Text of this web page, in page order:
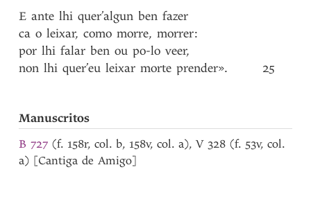
E ante lhi quer’algun ben fazer
ca o leixar, como morre, morrer:
por lhi falar ben ou po-lo veer,
non lhi quer’eu leixar morte prender». 25
Manuscritos
B 727 (f. 158r, col. b, 158v, col. a), V 328 (f. 53v, col.
a) [Cantiga de Amigo]